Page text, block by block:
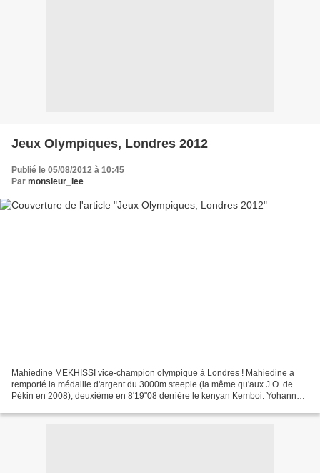
Jeux Olympiques, Londres 2012
Publié le 05/08/2012 à 10:45
Par monsieur_lee
Mahiedine MEKHISSI vice-champion olympique à Londres ! Mahiedine a
remporté la médaille d'argent du 3000m steeple (la même qu'aux J.O. de
Pékin en 2008), deuxième en 8'19"08 derrière le kenyan Kemboi. Yohann